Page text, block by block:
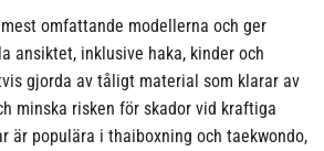
omfattande modellerna och ger
ansiktet, inklusive haka, kinder och
gjorda av tåligt material som klarar av
minska risken för skador vid kraftiga
är populära i thaiboxning och taekwondo,